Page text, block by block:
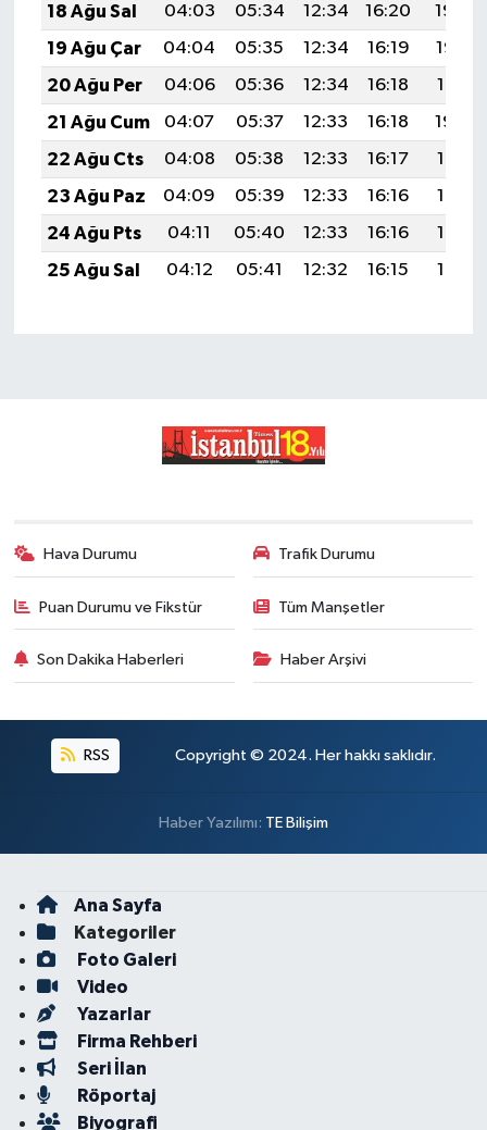
18 Ağu Sal
04:03 05:34 12:34 16:20
19:24
19 Ağu Çar
04:04 05:35 12:34 16:19
19:23
20 Ağu Per
04:06 05:36 12:34 16:18
19:21
21 Ağu Cum
04:07 05:37 12:33 16:18
19:20
22 Ağu Cts
04:08 05:38 12:33 16:17
19:18
23 Ağu Paz
04:09 05:39 12:33 16:16
19:17
24 Ağu Pts
04:11 05:40 12:33 16:16
19:16
25 Ağu Sal
04:12 05:41 12:32 16:15 19:14
Hava Durumu Trafik Durumu
Puan Durumu ve Fikstür Tüm Manşetler
Son Dakika Haberleri Haber Arşivi
RSS Copyright © 2024. Her hakkı saklıdır.
Haber Yazılımı: TE Bilişim
Ana Sayfa
Kategoriler
Foto Galeri
Video
Yazarlar
Firma Rehberi
Seri İlan
Röportaj
Biyografi